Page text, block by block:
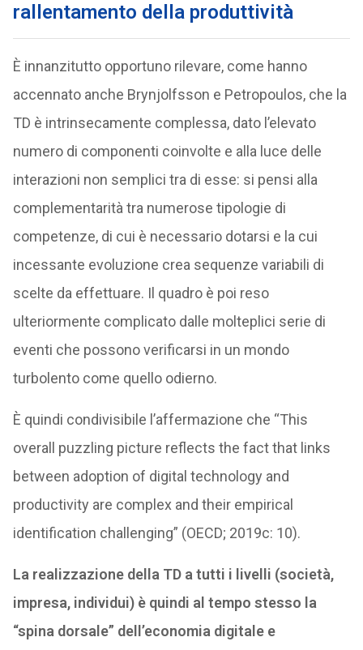
rallentamento della produttività
È innanzitutto opportuno rilevare, come hanno
accennato anche Brynjolfsson e Petropoulos, che la
TD è intrinsecamente complessa, dato l’elevato
numero di componenti coinvolte e alla luce delle
interazioni non semplici tra di esse: si pensi alla
complementarità tra numerose tipologie di
competenze, di cui è necessario dotarsi e la cui
incessante evoluzione crea sequenze variabili di
scelte da effettuare. Il quadro è poi reso
ulteriormente complicato dalle molteplici serie di
eventi che possono verificarsi in un mondo
turbolento come quello odierno.
È quindi condivisibile l’affermazione che “This
overall puzzling picture reflects the fact that links
between adoption of digital technology and
productivity are complex and their empirical
identification challenging” (OECD; 2019c: 10).
La realizzazione della TD a tutti i livelli (società,
impresa, individui) è quindi al tempo stesso la
“spina dorsale” dell’economia digitale e